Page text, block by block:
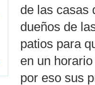
de las casas
dueños de
patios para
en un
por eso sus